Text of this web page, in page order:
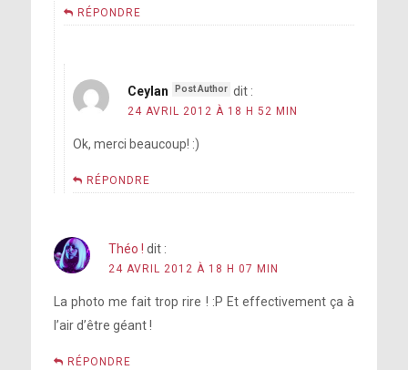
RÉPONDRE
Ceylan dit :
24 AVRIL 2012 À 18 H 52 MIN
Ok, merci beaucoup! :)
RÉPONDRE
Théo ! dit :
24 AVRIL 2012 À 18 H 07 MIN
La photo me fait trop rire ! :P Et effectivement ça à
l’air d’être géant !
RÉPONDRE